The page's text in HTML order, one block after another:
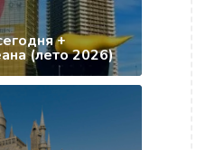
+
(лето 2026)